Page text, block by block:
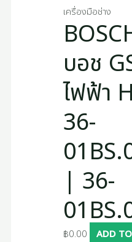
เครื่องมือช่าง
บอช
ไฟฟ้า
36-
| 36-
฿0.00 ADD